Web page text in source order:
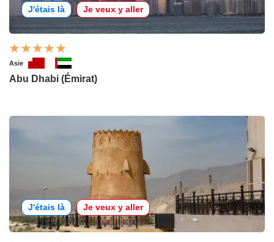
J'étais là Je veux y aller
Asie
Abu Dhabi (Émirat)
J'étais là Je veux y aller